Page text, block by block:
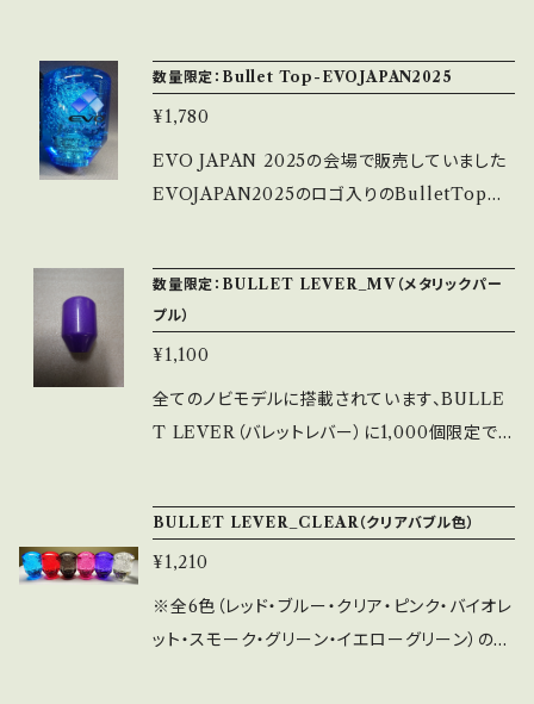
量となりますで操作感がかなり変わります（個
人差があります） ※7月18日18時から受注開始
で7月22日に出荷開始となります。 ※取付穴寸
法は通常品と同じくＭ6での取付となります。 ※
数量限定：Bullet Top-EVOJAPAN2025
¥1,780
EVO JAPAN 2025の会場で販売していました
EVOJAPAN2025のロゴ入りのBulletTopに
6（通常のレバーボール等と同じ）になります。
数量限定：BULLET LEVER_MV（メタリックパー
プル）
¥1,100
全てのノビモデルに搭載されています、BULLE
T LEVER（バレットレバー）に1,000個限定でメ
で、専用の梱包箱などはありません。 ※別売り
のNTシャフトを使用して長さを調整する事によ
り、レバーを倒すときの重さ（荷重軸）を微調整で
きます。 ※取付穴径M6（通常のレバーボールと
BULLET LEVER_CLEAR（クリアバブル色）
¥1,210
※全6色（レッド・ブルー・クリア・ピンク・バイオレ
ット・スモーク・グリーン・イエローグリーン）のラ